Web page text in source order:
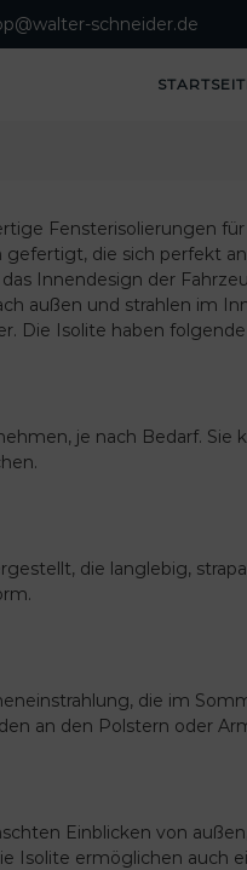
schneider.de
Fensterisolierungen
die sich perfekt
Innendesign der
außen und strahlen im
Die Isolite haben
je nach Bedarf.
die langlebig,
die im
an den Polstern oder
Einblicken von
Isolite ermöglichen auch